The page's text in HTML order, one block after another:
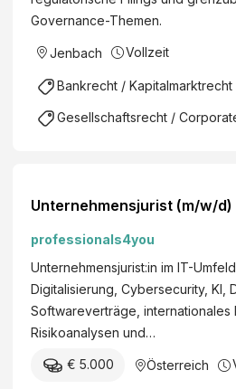
Governance-Themen.
Jenbach Vollzeit
Bankrecht / Kapitalmarktrecht
Gesellschaftsrecht /
Unternehmensjurist (m/w/d)
professionals4you
Unternehmensjurist:in im IT-
Digitalisierung, Cybersecurity, KI,
Softwareverträge, internationales
Risikoanalysen und…
€ 5.000 Österreich